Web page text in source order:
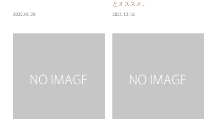
2022.01.29
とオススメ...
2021.12.18